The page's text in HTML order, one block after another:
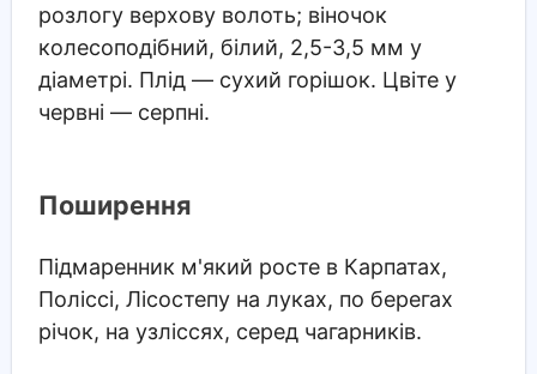
розлогу верхову волоть; віночок
колесоподібний, білий, 2,5-3,5 мм у
діаметрі. Плід — сухий горішок. Цвіте у
червні — серпні.
Поширення
Підмаренник м'який росте в Карпатах,
Поліссі, Лісостепу на луках, по берегах
річок, на узліссях, серед чагарників.